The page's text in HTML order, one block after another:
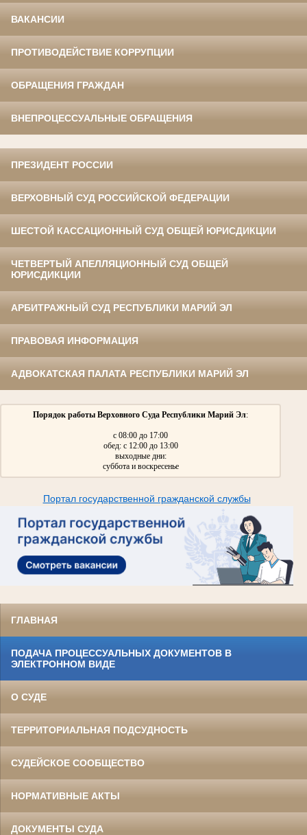
ВАКАНСИИ
ПРОТИВОДЕЙСТВИЕ КОРРУПЦИИ
ОБРАЩЕНИЯ ГРАЖДАН
ВНЕПРОЦЕССУАЛЬНЫЕ ОБРАЩЕНИЯ
ПРЕЗИДЕНТ РОССИИ
ВЕРХОВНЫЙ СУД РОССИЙСКОЙ ФЕДЕРАЦИИ
ШЕСТОЙ КАССАЦИОННЫЙ СУД ОБЩЕЙ ЮРИСДИКЦИИ
ЧЕТВЕРТЫЙ АПЕЛЛЯЦИОННЫЙ СУД ОБЩЕЙ
ЮРИСДИКЦИИ
АРБИТРАЖНЫЙ СУД РЕСПУБЛИКИ МАРИЙ ЭЛ
ПРАВОВАЯ ИНФОРМАЦИЯ
АДВОКАТСКАЯ ПАЛАТА РЕСПУБЛИКИ МАРИЙ ЭЛ
Порядок работы Верховного Суда Республики Марий Эл:
с 08:00 до 17:00
обед: с 12:00 до 13:00
выходные дни:
суббота и воскресенье
Портал государственной гражданской службы
ГЛАВНАЯ
ПОДАЧА ПРОЦЕССУАЛЬНЫХ ДОКУМЕНТОВ В
ЭЛЕКТРОННОМ ВИДЕ
О СУДЕ
ТЕРРИТОРИАЛЬНАЯ ПОДСУДНОСТЬ
СУДЕЙСКОЕ СООБЩЕСТВО
НОРМАТИВНЫЕ АКТЫ
ДОКУМЕНТЫ СУДА